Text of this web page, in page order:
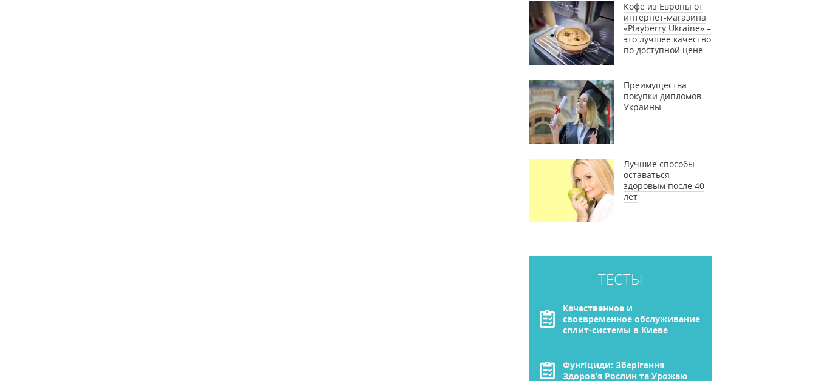
Кофе из Европы от
интернет-магазина
«Playberry Ukraine» –
это лучшее качество
по доступной цене
Преимущества
покупки дипломов
Украины
Лучшие способы
оставаться
здоровым после 40
лет
ТЕСТЫ
Качественное и
своевременное обслуживание
сплит-системы в Киеве
Фунгіциди: Зберігання
Здоров’я Рослин та Урожаю